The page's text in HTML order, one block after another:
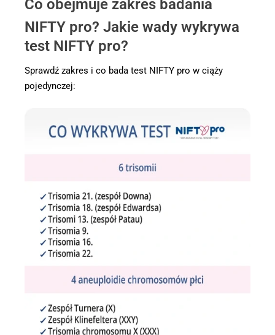
Co obejmuje zakres badania
NIFTY pro? Jakie wady wykrywa
test NIFTY pro?
Sprawdź zakres i co bada test NIFTY pro w ciąży
pojedynczej: